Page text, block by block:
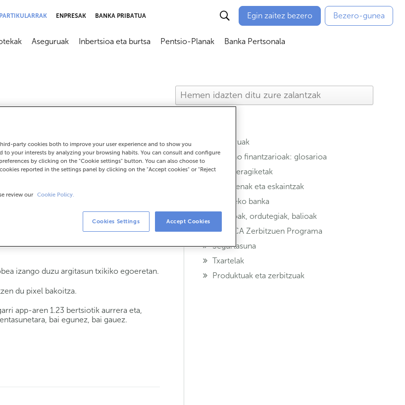
PARTIKULARRAK ENPRESAK BANKA PRIBATUA Egin zaitez bezero Bezero-gunea
submenúAbrir submenú
Aseguruak
Abrir submenú
Inbertsioa eta burtsa
Abrir submenú
Pentsio-Planak
Abrir submenú
Banka Pertsonala
interfazea kolore bihurtzen duena
izango duzu argitasun txikiko egoeretan.
du pixel bakoitza.
app-aren 1.23 bertsiotik aurrera eta,
bai egunez, bai gauez.
Aseguruak
Termino finantzarioak: glosarioa
Ohiko eragiketak
Sustapenak eta eskaintzak
Urruneko banka
Bulegoak, ordutegiak, balioak
ABANCA Zerbitzuen Programa
Segurtasuna
Txartelak
Produktuak eta zerbitzuak
party cookies both to improve your user experience and to show you
to your interests by analyzing your browsing habits. You can consult and configure
by clicking on the "Cookie settings" button. You can also choose to
reported in the settings panel by clicking on the "Accept cookies" or "Reject
review our Cookie Policy.
Cookies Settings Accept Cookies